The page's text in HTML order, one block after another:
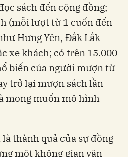
sách đến cộng đồng;
(mỗi lượt từ 1 cuốn đến
Hưng Yên, Đắk Lắk
xe khách; có trên 15.000
biến của người mượn từ
trở lại mượn sách lần
mong muốn mô hình
thành quả của sự đồng
một không gian văn